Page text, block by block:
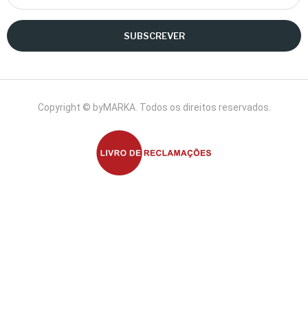
SUBSCREVER
Copyright © byMARKA. Todos os direitos reservados.